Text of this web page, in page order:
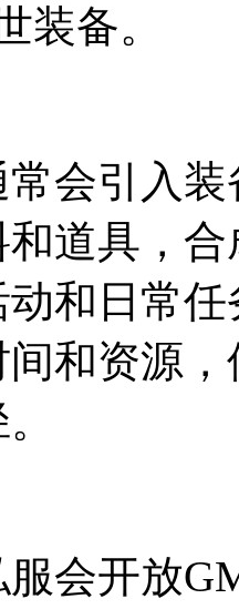
装备。
会引入
道具，
和日常
和资源
会开放